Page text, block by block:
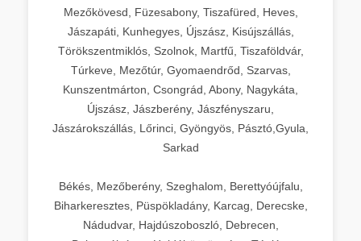
Mezőkövesd, Füzesabony, Tiszafüred, Heves,
Jászapáti, Kunhegyes, Újszász, Kisújszállás,
Törökszentmiklós, Szolnok, Martfű, Tiszaföldvár,
Túrkeve, Mezőtúr, Gyomaendrőd, Szarvas,
Kunszentmárton, Csongrád, Abony, Nagykáta,
Újszász, Jászberény, Jászfényszaru,
Jászárokszállás, Lőrinci, Gyöngyös, Pásztó,Gyula,
Sarkad
Békés, Mezőberény, Szeghalom, Berettyóújfalu,
Biharkeresztes, Püspökladány, Karcag, Derecske,
Nádudvar, Hajdúszoboszló, Debrecen,